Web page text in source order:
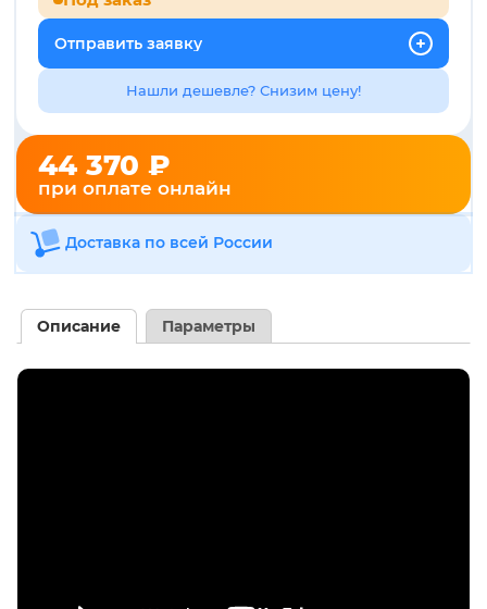
Отправить заявку
Нашли дешевле? Снизим цену!
44 370 ₽
при оплате онлайн
Доставка по всей России
Описание Параметры